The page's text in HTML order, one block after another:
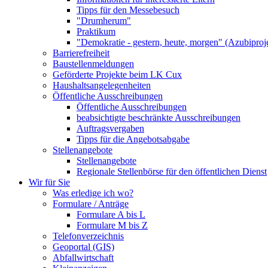
Tipps für den Messebesuch
"Drumherum"
Praktikum
"Demokratie - gestern, heute, morgen"
Barrierefreiheit
Baustellenmeldungen
Geförderte Projekte beim LK Cux
Haushaltsangelegenheiten
Öffentliche Ausschreibungen
Öffentliche Ausschreibungen
beabsichtigte beschränkte Ausschreibungen
Auftragsvergaben
Tipps für die Angebotsabgabe
Stellenangebote
Stellenangebote
Regionale Stellenbörse für den öffentlichen Dienst
Wir für Sie
Was erledige ich wo?
Formulare / Anträge
Formulare A bis L
Formulare M bis Z
Telefonverzeichnis
Geoportal (GIS)
Abfallwirtschaft